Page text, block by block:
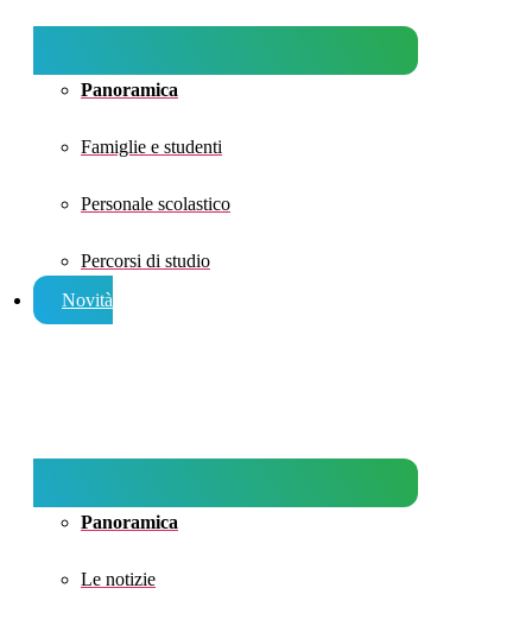
Panoramica
Famiglie e studenti
Personale scolastico
Percorsi di studio
Novità
Panoramica
Le notizie